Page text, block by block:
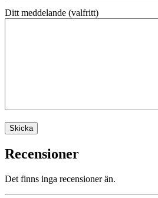
Ditt meddelande (valfritt)
Recensioner
Det finns inga recensioner än.